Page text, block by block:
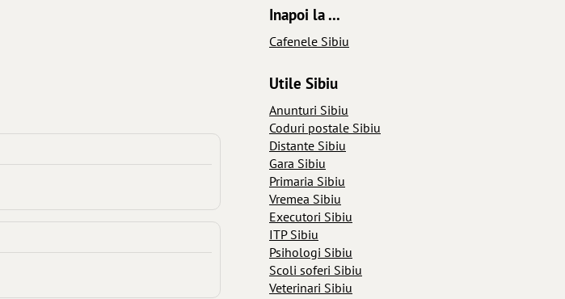
Inapoi la ...
Cafenele Sibiu
Utile Sibiu
Anunturi Sibiu
Coduri postale Sibiu
Distante Sibiu
Gara Sibiu
Primaria Sibiu
Vremea Sibiu
Executori Sibiu
ITP Sibiu
Psihologi Sibiu
Scoli soferi Sibiu
Veterinari Sibiu